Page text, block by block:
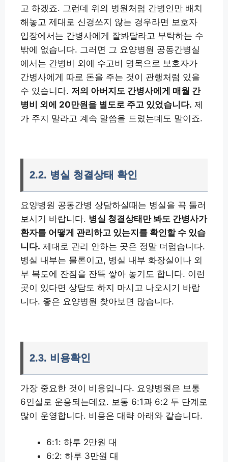
고 하겠죠. 그런데 위의 병원처럼 간병인만 배치
해놓고 제대로 신경쓰지 않는 경우라면 보호자
입장에서는 간병사에게 잘봐달라고 부탁하는 수
밖에 없습니다. 그러면 그 요양병원 공동간병실
에서는 간병비 외에 수고비 명목으로 보호자가
간병사에게 따로 돈을 주는 것이 관행처럼 있을
수 있습니다. 저의 아버지도 간병사에게 매월 간
병비 외에 20만원을 별도로 주고 있었습니다. 제
가 주지 말라고 계속 말씀을 드렸는데도 말이죠.
2.2. 병실 청결상태 확인
요양병원 공동간병 상담하실때는 병실을 꼭 둘러
보시기 바랍니다. 병실 청결상태만 봐도 간병사가
환자를 어떻게 관리하고 있는지를 확인할 수 있습
니다. 제대로 관리 안하는 곳은 정말 더럽습니다.
병실 내부는 물론이고, 병실 내부 화장실이나 외
부 복도에 잔짐을 잔뜩 쌓아 놓기도 합니다. 이런
곳이 있다면 상담도 하지 마시고 나오시기 바랍
니다. 좋은 요양병원 찾아보면 많습니다.
2.3. 비용확인
가장 중요한 것이 비용입니다. 요양병원은 보통
6인실로 운용되는데요. 보통 6:1과 6:2 두 단계로
많이 운영합니다. 비용은 대략 아래와 같습니다.
6:1: 하루 2만원 대
6:2: 하루 3만원 대